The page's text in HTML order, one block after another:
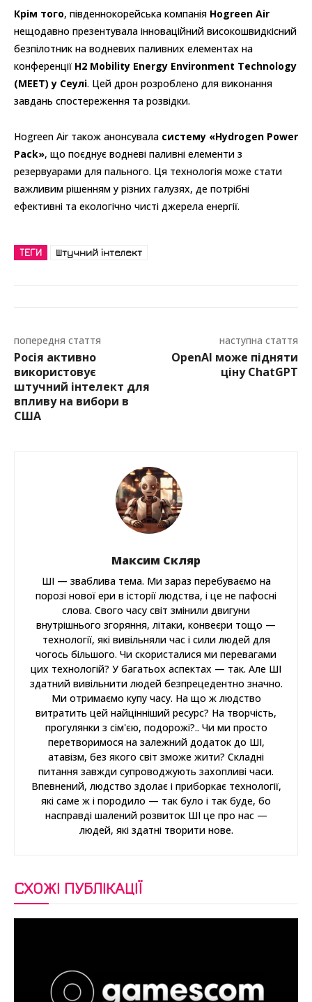
Крім того, південнокорейська компанія Hogreen Air
нещодавно презентувала інноваційний високошвидкісний
безпілотник на водневих паливних елементах на
конференції H2 Mobility Energy Environment Technology
(MEET) у Сеулі. Цей дрон розроблено для виконання
завдань спостереження та розвідки.
Hogreen Air також анонсувала систему «Hydrogen Power
Pack», що поєднує водневі паливні елементи з
резервуарами для пального. Ця технологія може стати
важливим рішенням у різних галузях, де потрібні
ефективні та екологічно чисті джерела енергії.
ТЕГИ Штучний інтелект
попередня стаття
Росія активно
використовує
штучний інтелект для
впливу на вибори в
США
наступна стаття
OpenAI може підняти
ціну ChatGPT
Максим Скляр
ШІ — зваблива тема. Ми зараз перебуваємо на
порозі нової ери в історії людства, і це не пафосні
слова. Свого часу світ змінили двигуни
внутрішнього згоряння, літаки, конвеєри тощо —
технології, які вивільняли час і сили людей для
чогось більшого. Чи скористалися ми перевагами
цих технологій? У багатьох аспектах — так. Але ШІ
здатний вивільнити людей безпрецедентно значно.
Ми отримаємо купу часу. На що ж людство
витратить цей найцінніший ресурс? На творчість,
прогулянки з сім'єю, подорожі?.. Чи ми просто
перетворимося на залежний додаток до ШІ,
атавізм, без якого світ зможе жити? Складні
питання завжди супроводжують захопливі часи.
Впевнений, людство здолає і приборкає технології,
які саме ж і породило — так було і так буде, бо
насправді шалений розвиток ШІ це про нас —
людей, які здатні творити нове.
СХОЖІ ПУБЛІКАЦІЇ